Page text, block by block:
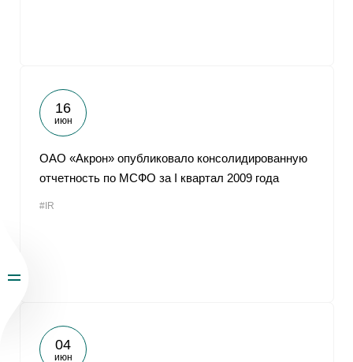
16
июн
ОАО «Акрон» опубликовало консолидированную
отчетность по МСФО за I квартал 2009 года
#IR
04
июн